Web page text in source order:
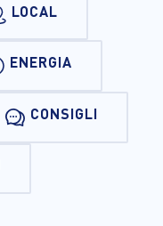
LOCAL
ENERGIA
CONSIGLI